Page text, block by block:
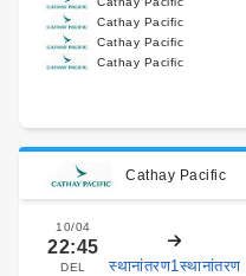
Cathay Pacific
Cathay Pacific
Cathay Pacific
Cathay Pacific
10/04
22:45
DEL स्थानांतरण1स्थानांतरण